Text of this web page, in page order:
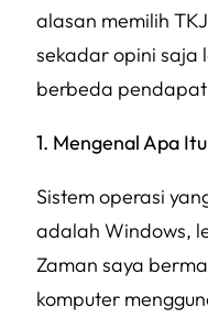
alasan memilih
sekadar opini saja
berbeda
1. Mengenal Apa
Sistem operasi
adalah Windows,
Zaman saya
komputer